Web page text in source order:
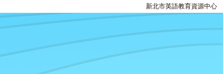
新北市英語教育資源中心